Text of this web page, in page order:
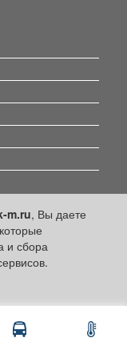
m.ru, Вы даете
и сбора
рекламы»,
и